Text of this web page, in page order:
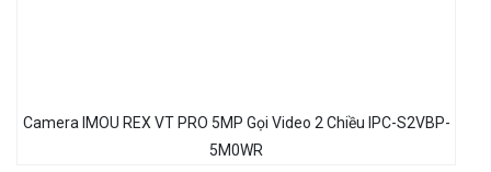
Camera IMOU REX VT PRO 5MP Gọi Video 2 Chiều IPC-S2VBP-
5M0WR